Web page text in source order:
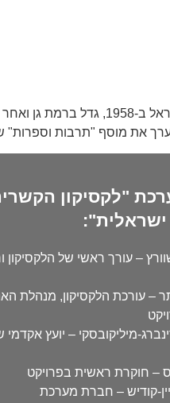
נולד בלודז', פולין.
מוסף "תרבות וספרות" של עיתון ""הארץ"" בשנים 1976-1975 ובשנים
"לקסיקון
– עורך ראשי של הלקסיקון
– עורכת הלקסיקון, מנהלת
מיליקובסקי – יועץ אקדמי
– חוקרת ראשית בפרויקט
קודיש – חברת מערכת